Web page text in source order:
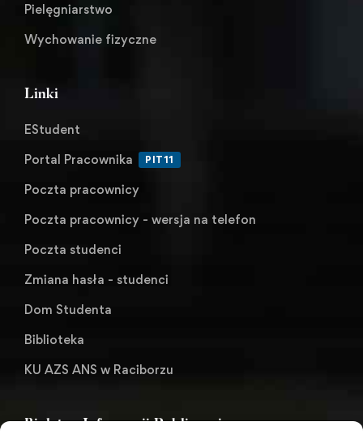
Pielęgniarstwo
Wychowanie fizyczne
Linki
EStudent
Portal Pracownika
PIT11
Poczta pracownicy
Poczta pracownicy - wersja na telefon
Poczta studenci
Zmiana hasła - studenci
Dom Studenta
Biblioteka
KU AZS ANS w Raciborzu
Biuletyn Informacji Publicznej